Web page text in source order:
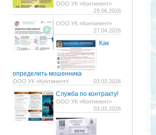
ООО УК «Континент»
29.06.2026
ООО УК «Континент»
27.04.2026
Как
определить мошенника
ООО УК «Континент» 03.03.2026
Служба по контракту!
ООО УК «Континент»
03.03.2026